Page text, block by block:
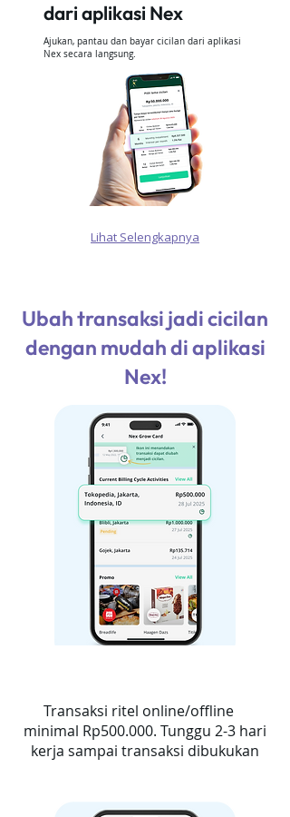
dari aplikasi Nex
Ajukan, pantau dan bayar cicilan dari aplikasi
Nex secara langsung.
Lihat Selengkapnya
Ubah transaksi jadi cicilan
dengan mudah di aplikasi
Nex!
Transaksi ritel online/offline
minimal Rp500.000. Tunggu 2-3 hari
kerja sampai transaksi dibukukan